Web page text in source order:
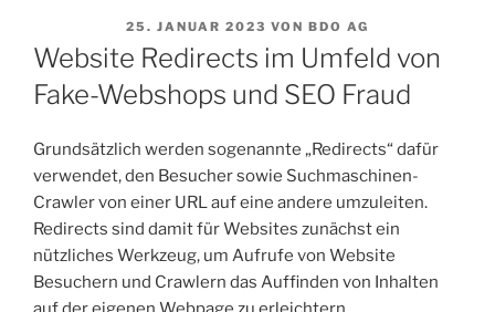
VERÖFFENTLICHT
AM
25. JANUAR 2023 VON BDO AG
Website Redirects im Umfeld von
Fake-Webshops und SEO Fraud
Grundsätzlich werden sogenannte „Redirects“ dafür
verwendet, den Besucher sowie Suchmaschinen-
Crawler von einer URL auf eine andere umzuleiten.
Redirects sind damit für Websites zunächst ein
nützliches Werkzeug, um Aufrufe von Website
Besuchern und Crawlern das Auffinden von Inhalten